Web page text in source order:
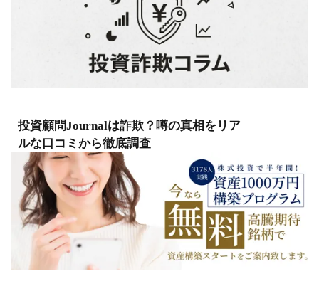
投資顧問Journalは詐欺？噂の真相をリア
ルな口コミから徹底調査